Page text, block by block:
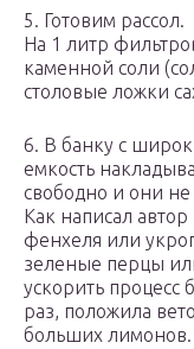
5. Готовим рассол.
На 1 литр
каменной соли
столовые ложки
6. В банку с
емкость
свободно и они
Как написал
фенхеля или
зеленые перцы
ускорить процесс
раз, положила
больших лимонов.